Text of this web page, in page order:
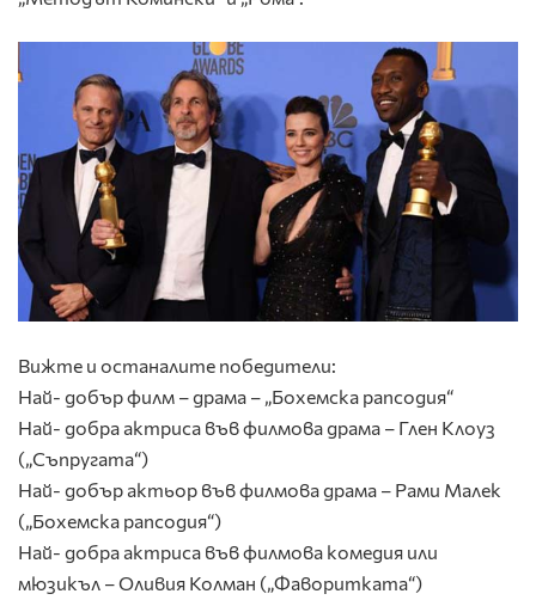
Вижте и останалите победители:
Най- добър филм – драма – „Бохемска рапсодия“
Най- добра актриса във филмова драма – Глен Клоуз
(„Съпругата“)
Най- добър актьор във филмова драма – Рами Малек
(„Бохемска рапсодия“)
Най- добра актриса във филмова комедия или
мюзикъл – Оливия Колман („Фаворитката“)